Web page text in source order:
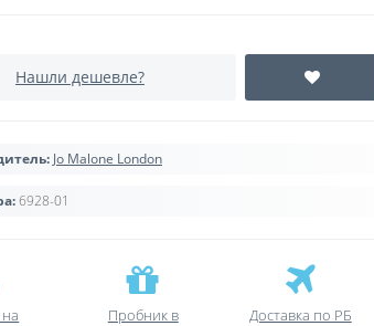
Нашли дешевле?
Jo Malone London
6928-01
Пробник в
Доставка по РБ